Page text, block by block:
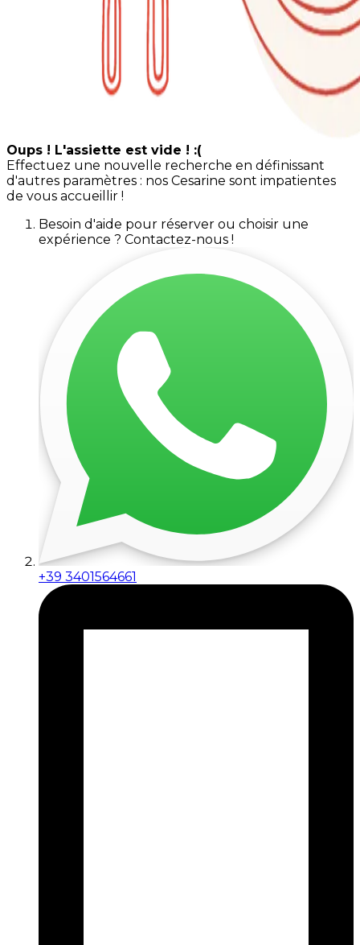
Oups ! L'assiette est vide ! :(
Effectuez une nouvelle recherche en définissant
d'autres paramètres : nos Cesarine sont impatientes
de vous accueillir !
Besoin d'aide pour réserver ou choisir une
expérience ? Contactez-nous !
+39 3401564661